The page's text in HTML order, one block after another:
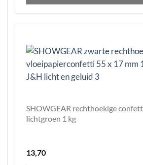
SHOWGEAR rechthoekige
lichtgroen 1 kg
13,70